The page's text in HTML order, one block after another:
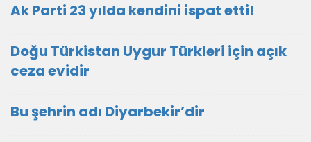
Ak Parti 23 yılda kendini ispat etti!
Doğu Türkistan Uygur Türkleri için açık
ceza evidir
Bu şehrin adı Diyarbekir’dir